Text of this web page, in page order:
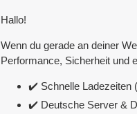
Hallo!
Wenn du gerade an deiner
Performance, Sicherheit und
✔️ Schnelle Ladezeiten
✔️ Deutsche Server &